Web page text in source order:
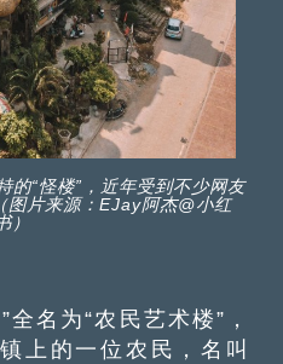
的“怪楼”，近年受到不少网友
图片来源：EJay阿杰@小红
）
名为“农民艺术楼”，
上的一位农民，名叫